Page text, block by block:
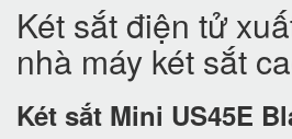
Két sắt điện tử
nhà máy két sắt
Két sắt Mini US45E